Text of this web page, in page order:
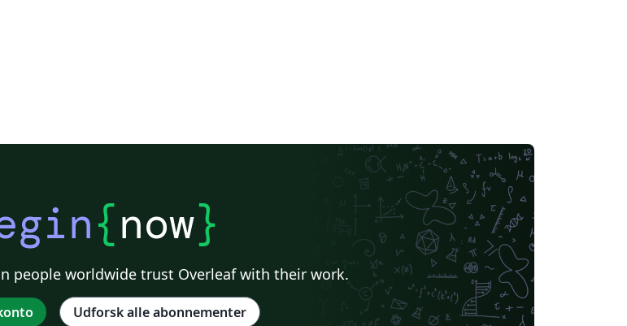
{now}
people worldwide trust Overleaf with their work.
Udforsk alle abonnementer